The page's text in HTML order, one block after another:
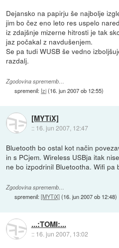
Dejansko na papirju še najbolje
jim bo čez eno leto res uspelo
iz zdajšnje mizerne hitrosti je tak
jaz počakal z navdušenjem.
Se pa tudi WUSB še vedno
razdalj.
Zgodovina sprememb…
spremenil: Izi(16. jun 2007 ob 12:55)
[MYTiX]
:: 16. jun 2007, 12:47
Bluetooth bo ostal kot način
in s PCjem. Wireless USBja itak
ne bo izpodrinil Bluetootha. Wifi pa
Zgodovina sprememb…
spremenil:[MYTiX](16. jun 2007 ob 12:48)
...:TOMI:...
:: 16. jun 2007, 13:02